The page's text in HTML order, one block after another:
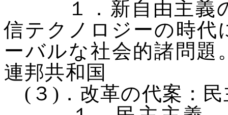
１．新自由主義の
信テクノロジーの時代
ーバルな社会的諸問題
連邦共和国
( ３ ) ．改革の代案：